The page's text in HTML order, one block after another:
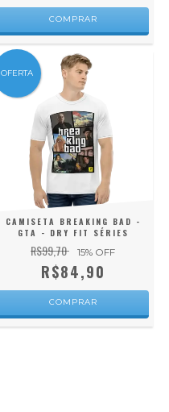
COMPRAR
OFERTA
CAMISETA BREAKING BAD -
GTA - DRY FIT SÉRIES
R$99,70 15% OFF
R$84,90
COMPRAR